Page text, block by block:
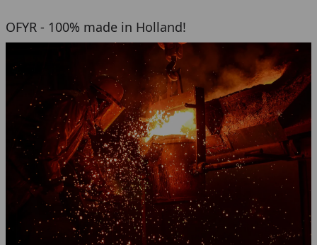
OFYR - 100% made in Holland!